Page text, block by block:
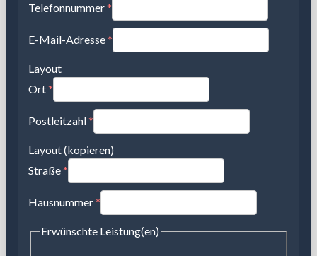
Telefonnummer*
E-Mail-Adresse*
Layout
Ort*
Postleitzahl*
Layout (kopieren)
Straße*
Hausnummer*
Erwünschte Leistung(en)